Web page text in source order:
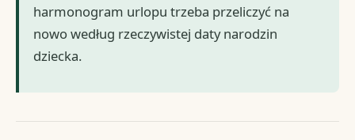
harmonogram urlopu trzeba przeliczyć na
nowo według rzeczywistej daty narodzin
dziecka.